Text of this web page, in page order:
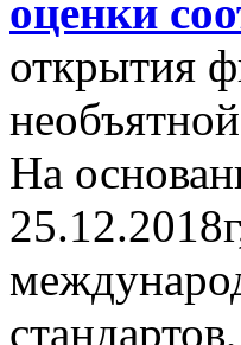
оценки
открытия
На